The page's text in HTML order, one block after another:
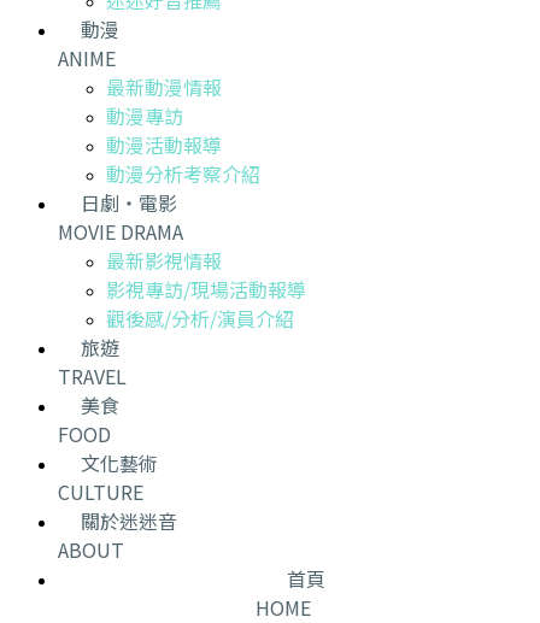
動漫
ANIME
最新動漫情報
動漫專訪
動漫活動報導
動漫分析考察介紹
日劇・電影
MOVIE DRAMA
最新影視情報
影視專訪/現場活動報導
觀後感/分析/演員介紹
旅遊
TRAVEL
美食
FOOD
文化藝術
CULTURE
關於迷迷音
ABOUT
首頁
HOME